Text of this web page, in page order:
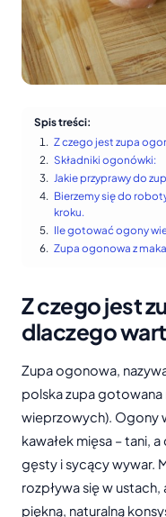
Spis treści:
Z czego jest zupa
Składniki ogonówki:
Jakie przyprawy do
Bierzemy się do
kroku.
Ile gotować ogony
Zupa ogonowa z
Z czego jest
dlaczego
Zupa ogonowa,
polska zupa
wieprzowych). Ogony
kawałek mięsa – tani,
gęsty i sycący wywar.
rozpływa się w
piękną, naturalną